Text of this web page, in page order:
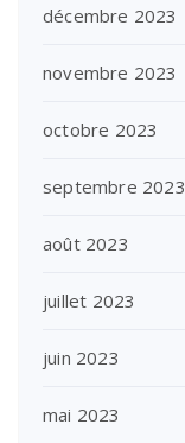
décembre 2023
novembre 2023
octobre 2023
septembre 2023
août 2023
juillet 2023
juin 2023
mai 2023